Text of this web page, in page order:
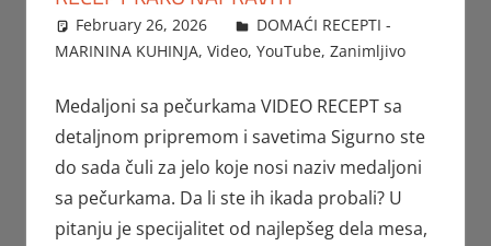
February 26, 2026 FTorgAdmin
DOMAĆI RECEPTI -
MARININA KUHINJA, Video, YouTube, Zanimljivo
Medaljoni sa pečurkama VIDEO RECEPT sa
detaljnom pripremom i savetima Sigurno ste
do sada čuli za jelo koje nosi naziv medaljoni
sa pečurkama. Da li ste ih ikada probali? U
pitanju je specijalitet od najlepšeg dela mesa,